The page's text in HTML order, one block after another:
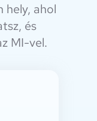
hely, ahol
és
MI-vel.